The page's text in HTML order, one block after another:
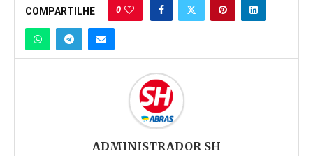
COMPARTILHE 0
ADMINISTRADOR SH